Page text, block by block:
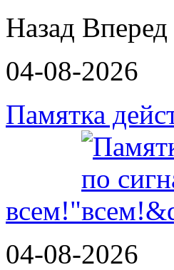
Назад Вперед
04-08-2026
Памятка
всем!"
04-08-2026